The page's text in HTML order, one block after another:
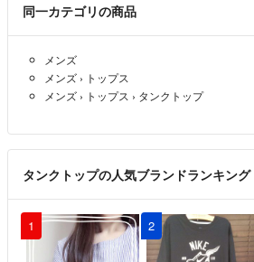
同一カテゴリの商品
メンズ
メンズ › トップス
メンズ › トップス › タンクトップ
タンクトップの人気ブランドランキング
1 2